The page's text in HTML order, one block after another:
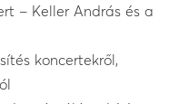
– Keller András és a
koncertekről,